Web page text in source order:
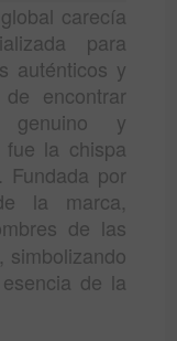
carecía
para
auténticos y
encontrar
y
fue la chispa
Fundada por
la marca,
de las
simbolizando
de la